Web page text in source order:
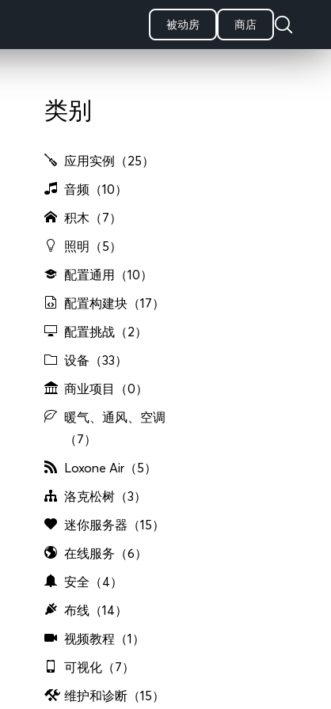
被动房 商店
类别
应用实例（25）
音频（10）
积木（7）
照明（5）
配置通用（10）
配置构建块（17）
配置挑战（2）
设备（33）
商业项目（0）
暖气、通风、空调
（7）
Loxone Air（5）
洛克松树（3）
迷你服务器（15）
在线服务（6）
安全（4）
布线（14）
视频教程（1）
可视化（7）
维护和诊断（15）